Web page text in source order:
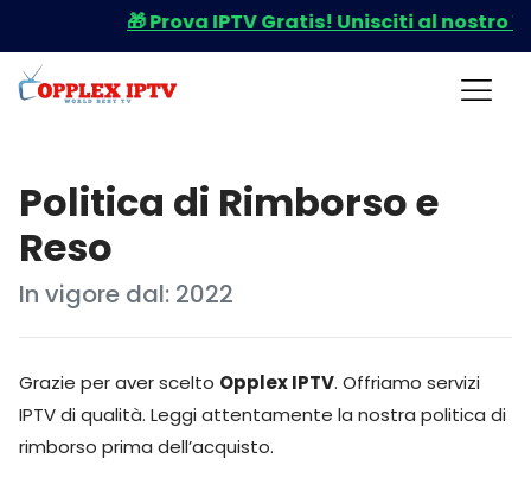
🎁 Prova IPTV Gratis! Unisciti al nostro
Politica di Rimborso e
Reso
In vigore dal: 2022
Grazie per aver scelto Opplex IPTV. Offriamo servizi
IPTV di qualità. Leggi attentamente la nostra politica di
rimborso prima dell’acquisto.